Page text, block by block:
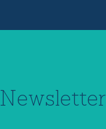
Newsletter